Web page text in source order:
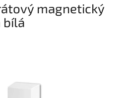
magnetický
bílá